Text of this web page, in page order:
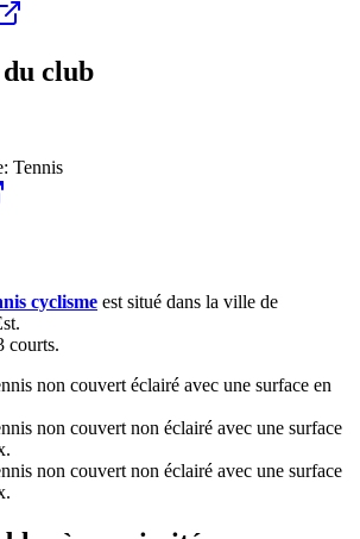
club
Tennis
cyclisme est situé dans la ville de
courts.
non couvert éclairé avec une surface en
non couvert non éclairé avec une surface
non couvert non éclairé avec une surface